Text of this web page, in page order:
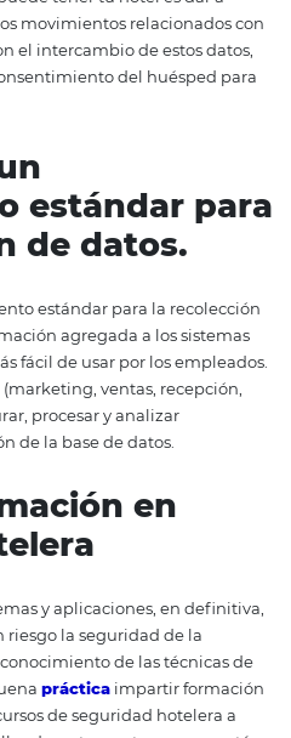
verde escrito "protección de
del hotel
de la protección de
riesgos de seguridad de la
la seguridad de los hoteles.
huésped de
de